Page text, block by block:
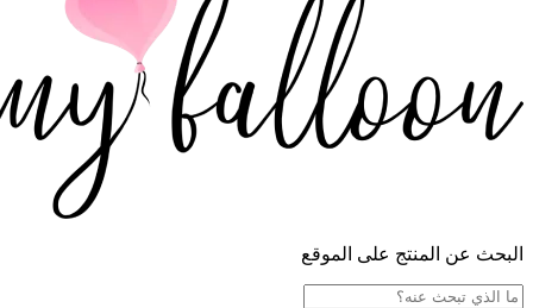
البحث عن المنتج على الموقع